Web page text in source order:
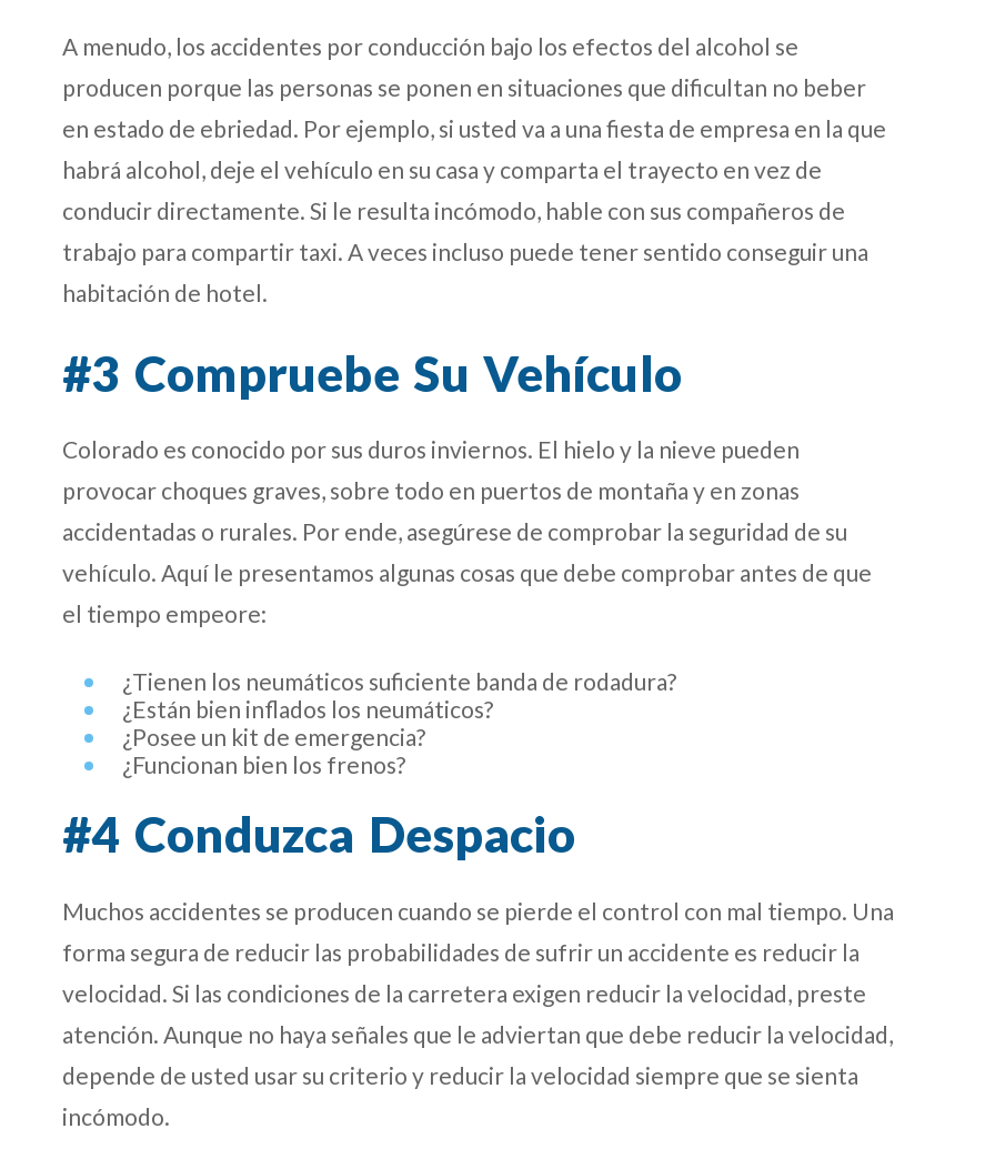
A menudo, los accidentes por conducción bajo los efectos del alcohol se
producen porque las personas se ponen en situaciones que dificultan no beber
en estado de ebriedad. Por ejemplo, si usted va a una fiesta de empresa en la que
habrá alcohol, deje el vehículo en su casa y comparta el trayecto en vez de
conducir directamente. Si le resulta incómodo, hable con sus compañeros de
trabajo para compartir taxi. A veces incluso puede tener sentido conseguir una
habitación de hotel.
#3 Compruebe Su Vehículo
Colorado es conocido por sus duros inviernos. El hielo y la nieve pueden
provocar choques graves, sobre todo en puertos de montaña y en zonas
accidentadas o rurales. Por ende, asegúrese de comprobar la seguridad de su
vehículo. Aquí le presentamos algunas cosas que debe comprobar antes de que
el tiempo empeore:
¿Tienen los neumáticos suficiente banda de rodadura?
¿Están bien inflados los neumáticos?
¿Posee un kit de emergencia?
¿Funcionan bien los frenos?
#4 Conduzca Despacio
Muchos accidentes se producen cuando se pierde el control con mal tiempo. Una
forma segura de reducir las probabilidades de sufrir un accidente es reducir la
velocidad. Si las condiciones de la carretera exigen reducir la velocidad, preste
atención. Aunque no haya señales que le adviertan que debe reducir la velocidad,
depende de usted usar su criterio y reducir la velocidad siempre que se sienta
incómodo.